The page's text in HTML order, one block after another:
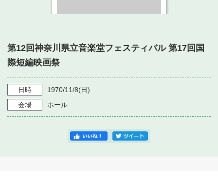
・ フロアマップ
・ よくある質問
・ 空き状況
・ 利用料金
・ 音楽堂のご案内
・ フロアマップ
・ 芸術参与
神奈川県立音楽堂
SNS
第12回神奈川県立音楽堂フェスティバル 第17回国
際短編映画祭
日時 1970/11/8(日)
会場
ホール